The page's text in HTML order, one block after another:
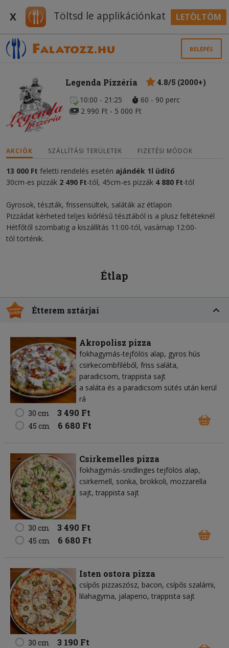
X Töltsd le applikációnkat LETÖLTÖM
BELÉPÉS
Legenda Pizzéria
4.8/5 (2000+)
10:00 - 21:25
60 - 90 perc
2 990 Ft - 5 000 Ft
AKCIÓK SZÁLLÍTÁSI TERÜLETEK FIZETÉSI MÓDOK
13 000 Ft feletti rendelés esetén ajándék 1l üdítő
30cm-es pizzák 2 490 Ft-tól, 45cm-es pizzák 4 880 Ft-tól
Gyrosok, tészták, frissensültek, saláták az étlapon
Pizzádat kérheted teljes kiőrlésű tésztából is a plusz feltéteknél
Hétfőtől szombatig a kiszállítás 11:00-tól, vasárnap 12:00-
tól történik.
Étlap
Étterem sztárjai
Akropolisz pizza
fokhagymás-tejfölös alap, gyros hús
csirkecombfiléből, friss saláta,
paradicsom, trappista sajt
a saláta és a paradicsom sütés után kerül
rá
30 cm
3 490 Ft
45 cm 6 680 Ft
Csirkemelles pizza
fokhagymás-snidlinges tejfölös alap,
csirkemell, sonka, brokkoli, mozzarella
sajt, trappista sajt
30 cm 3 490 Ft
45 cm 6 680 Ft
Isten ostora pizza
csípős pizzaszósz, bacon, csípős szalámi,
lilahagyma, jalapeno, trappista sajt
30 cm 3 190 Ft